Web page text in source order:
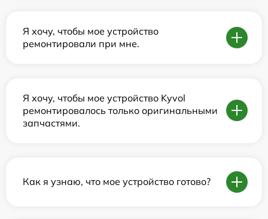
Я хочу, чтобы мое устройство
ремонтировали при мне.
Я хочу, чтобы мое устройство Kyvol
ремонтировалось только оригинальными
запчастями.
Как я узнаю, что мое устройство готово?